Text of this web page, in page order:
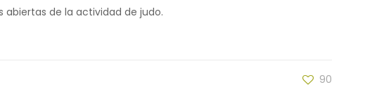
abiertas de la actividad de judo.
90